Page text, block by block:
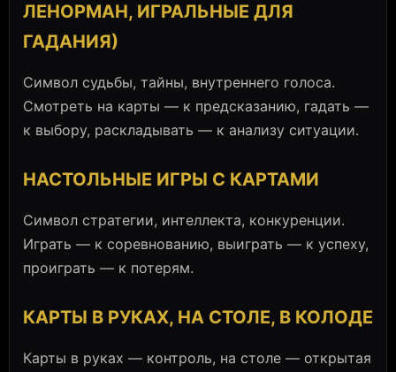
ЛЕНОРМАН, ИГРАЛЬНЫЕ ДЛЯ
ГАДАНИЯ)
Символ судьбы, тайны, внутреннего голоса.
Смотреть на карты — к предсказанию, гадать —
к выбору, раскладывать — к анализу ситуации.
НАСТОЛЬНЫЕ ИГРЫ С КАРТАМИ
Символ стратегии, интеллекта, конкуренции.
Играть — к соревнованию, выиграть — к успеху,
проиграть — к потерям.
КАРТЫ В РУКАХ, НА СТОЛЕ, В КОЛОДЕ
Карты в руках — контроль, на столе — открытая